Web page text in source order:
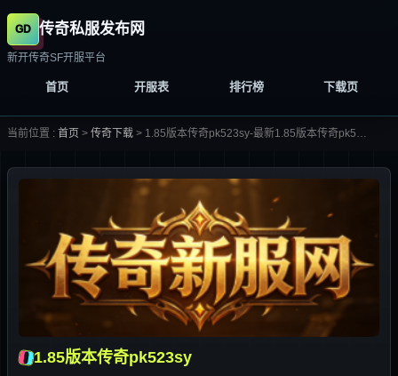
传奇私服发布网
新开传奇SF开服平台
首页 开服表 排行榜 下载页
当前位置 : 首页 > 传奇下载 > 1.85版本传奇pk523sy-最新1.85版本传奇pk523sy合集大全-
1.85版本传奇pk523sy